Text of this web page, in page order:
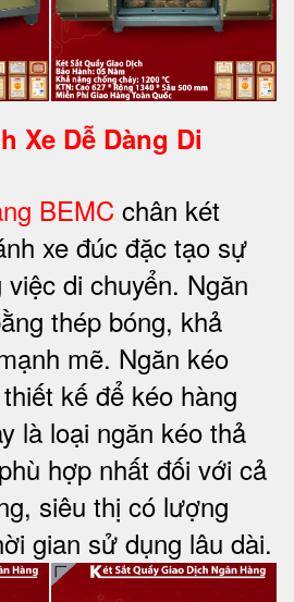
Xe Dễ Dàng Di
BEMC chân két
xe đúc đặc tạo sự
di chuyển. Ngăn
thép bóng, khả
mẽ. Ngăn kéo
kế để kéo hàng
là loại ngăn kéo thả
hợp nhất đối với cả
siêu thị có lượng
gian sử dụng lâu dài.